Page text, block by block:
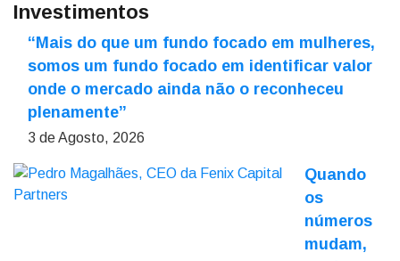
Investimentos
“Mais do que um fundo focado em mulheres,
somos um fundo focado em identificar valor
onde o mercado ainda não o reconheceu
plenamente”
3 de Agosto, 2026
Quando
os
números
mudam,